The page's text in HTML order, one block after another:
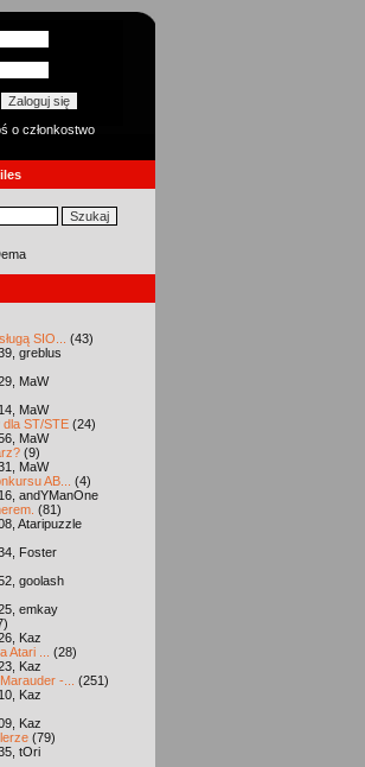
o członkostwo
SIO...
(43)
greblus
MaW
MaW
ST/STE (24)
MaW
(9)
MaW
AB...
(4)
andYManOne
(81)
Ataripuzzle
Foster
goolash
emkay
Kaz
Atari ...
(28)
Kaz
-...
(251)
Kaz
Kaz
(79)
tOri